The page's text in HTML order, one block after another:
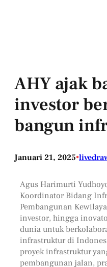
AHY ajak
investor
bangun
Januari 21, 2025•
Agus Harimurti
Koordinator Bidang
Pembangunan
investor, hingga
dunia untuk
infrastruktur di
proyek infrastruktur
pembangunan jalan,